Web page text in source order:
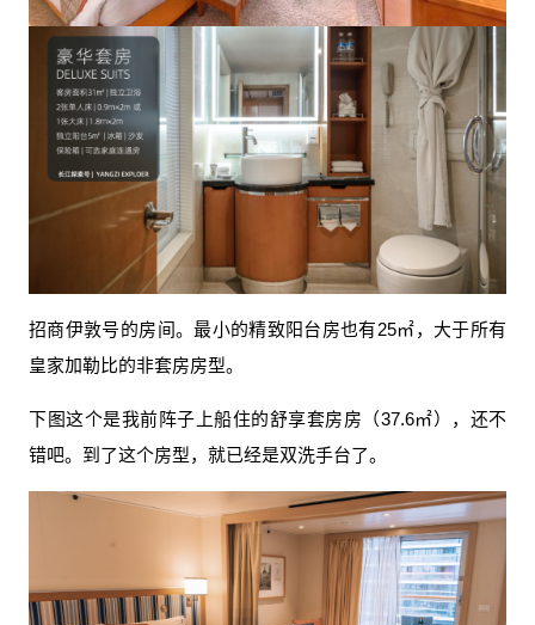
招商伊敦号的房间。最小的精致阳台房也有25㎡，大于所有
皇家加勒比的非套房房型。
下图这个是我前阵子上船住的舒享套房房（37.6㎡），还不
错吧。到了这个房型，就已经是双洗手台了。